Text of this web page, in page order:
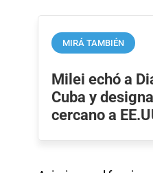
MIRÁ TAMBIÉN
Milei echó a
Cuba y
cercano a